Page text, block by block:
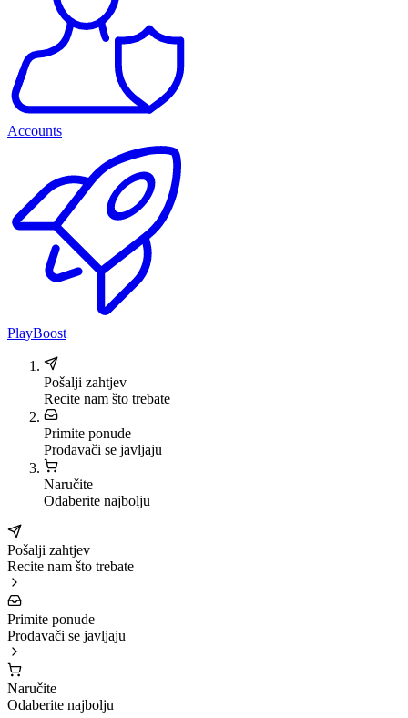
Accounts
PlayBoost
Pošalji zahtjev
Recite nam što trebate
Primite ponude
Prodavači se javljaju
Naručite
Odaberite najbolju
Pošalji zahtjev
Recite nam što trebate
Primite ponude
Prodavači se javljaju
Naručite
Odaberite najbolju